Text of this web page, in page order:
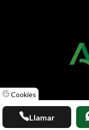
Cookies
Llamar